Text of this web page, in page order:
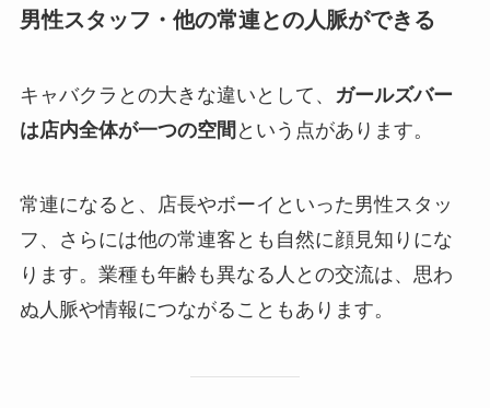
男性スタッフ・他の常連との人脈ができる
キャバクラとの大きな違いとして、
ガールズバー
は店内全体が一つの空間 という点があります。
常連になると、店長やボーイといった男性スタッ
フ、さらには他の常連客とも自然に顔見知りにな
ります。業種も年齢も異なる人との交流は、思わ
ぬ人脈や情報につながることもあります。